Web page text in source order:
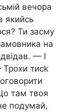
вечора
якийсь
Ти засму
на
— І
Трохи тисk
там твоя
подумай,